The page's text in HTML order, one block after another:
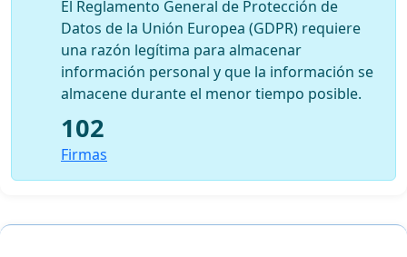
El Reglamento General de Protección de
Datos de la Unión Europea (GDPR) requiere
una razón legítima para almacenar
información personal y que la información se
almacene durante el menor tiempo posible.
102
Firmas